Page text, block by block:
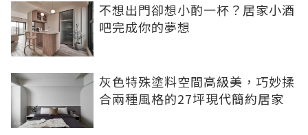
不想出門卻想小酌一杯？居家小酒
吧完成你的夢想
灰色特殊塗料空間高級美，巧妙揉
合兩種風格的27坪現代簡約居家